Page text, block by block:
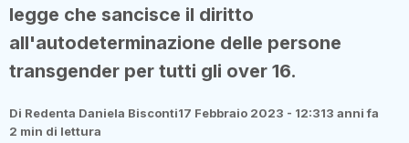
legge che sancisce il diritto
all'autodeterminazione delle persone
transgender per tutti gli over 16.
Di Redenta Daniela Bisconti17 Febbraio 2023 - 12:313 anni fa
2 min di lettura